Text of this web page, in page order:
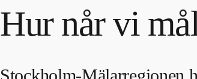
Hur når vi